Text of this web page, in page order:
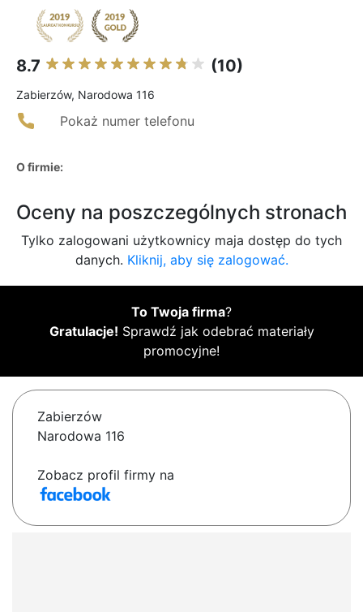
8.7 (10)
Zabierzów, Narodowa 116
Pokaż numer telefonu
O firmie:
Oceny na poszczególnych stronach
Tylko zalogowani użytkownicy maja dostęp do tych
danych. Kliknij, aby się zalogować.
To Twoja firma?
Gratulacje! Sprawdź jak odebrać materiały
promocyjne!
Zabierzów
Narodowa 116
Zobacz profil firmy na